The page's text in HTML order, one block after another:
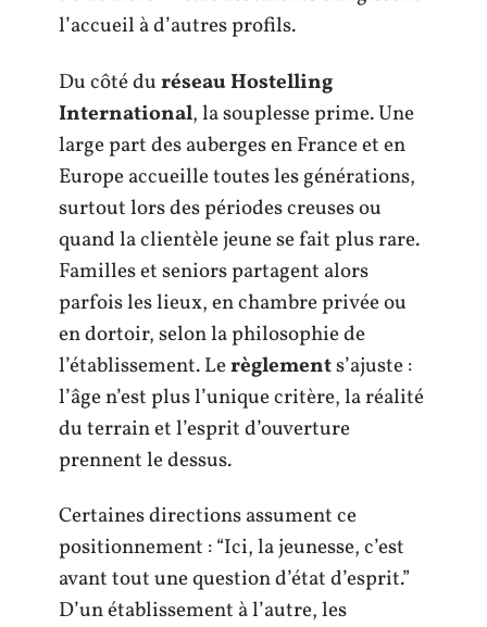
l’accueil à d’autres profils.
Du côté duréseau Hostelling
International, la souplesse prime. Une
large part des auberges en France et en
Europe accueille toutes les générations,
surtout lors des périodes creuses ou
quand la clientèle jeune se fait plus rare.
Familles et seniors partagent alors
parfois les lieux, en chambre privée ou
en dortoir, selon la philosophie de
l’établissement. Lerèglements’ajuste :
l’âge n’est plus l’unique critère, la réalité
du terrain et l’esprit d’ouverture
prennent le dessus.
Certaines directions assument ce
positionnement : “Ici, la jeunesse, c’est
avant tout une question d’état d’esprit.”
D’un établissement à l’autre, les